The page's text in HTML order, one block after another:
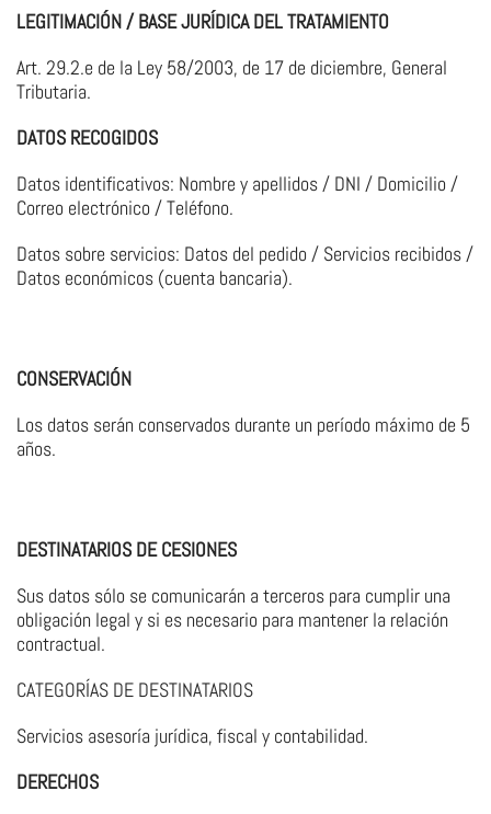
LEGITIMACIÓN / BASE JURÍDICA DEL TRATAMIENTO
Art. 29.2.e de la Ley 58/2003, de 17 de diciembre, General
Tributaria.
DATOS RECOGIDOS
Datos identificativos: Nombre y apellidos / DNI / Domicilio /
Correo electrónico / Teléfono.
Datos sobre servicios: Datos del pedido / Servicios recibidos /
Datos económicos (cuenta bancaria).
CONSERVACIÓN
Los datos serán conservados durante un período máximo de 5
años.
DESTINATARIOS DE CESIONES
Sus datos sólo se comunicarán a terceros para cumplir una
obligación legal y si es necesario para mantener la relación
contractual.
CATEGORÍAS DE DESTINATARIOS
Servicios asesoría jurídica, fiscal y contabilidad.
DERECHOS